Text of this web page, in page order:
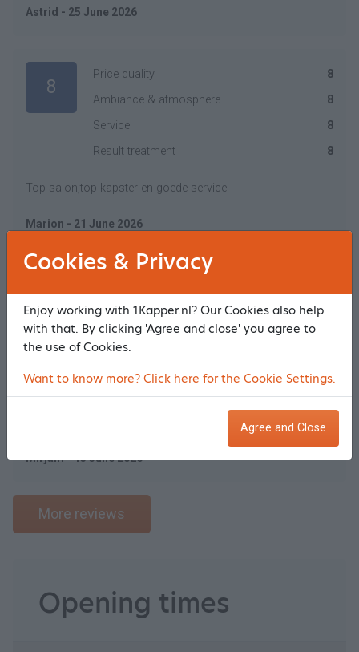
Astrid - 25 June 2026
8
Price quality
8
Ambiance & atmosphere
8
Service
8
Result treatment
8
Top salon,top kapster en goede service
Marion - 21 June 2026
8.3
Ambiance & atmosphere
Service
Prima sfeer, maar ik vind het wel onprettig om in het zicht te
liggen. Tip: een kamerscherm rond de behandelstoel.
Mirjam - 13 June 2026
More reviews
Opening times
Cookies & Privacy
Enjoy working with 1Kapper.nl? Our Cookies also help
with that. By clicking 'Agree and close' you agree to
the use of Cookies.
Want to know more? Click here for the Cookie Settings.
Agree and Close